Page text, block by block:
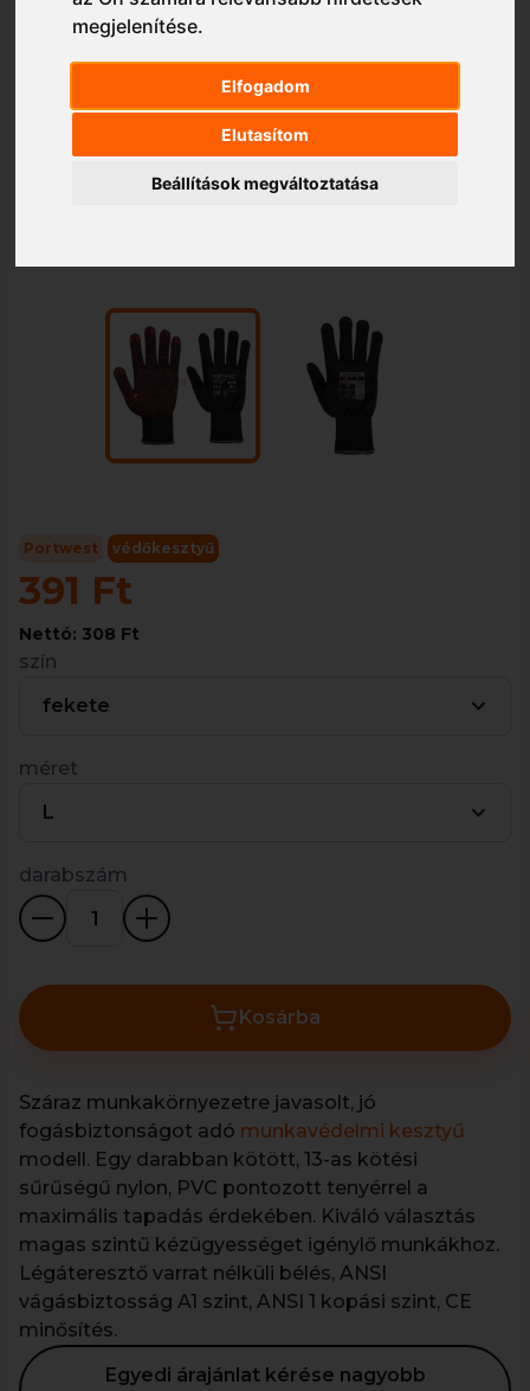
megjelenítése.
Elfogadom
Elutasítom
Beállítások megváltoztatása
Portwest védőkesztyű
391 Ft
Nettó: 308 Ft
szín
fekete
méret
L
darabszám
Kosárba
Száraz munkakörnyezetre javasolt, jó
fogásbiztonságot adó munkavédelmi kesztyű
modell. Egy darabban kötött, 13-as kötési
sűrűségű nylon, PVC pontozott tenyérrel a
maximális tapadás érdekében. Kiváló választás
magas szintű kézügyességet igénylő munkákhoz.
Légáteresztő varrat nélküli bélés, ANSI
vágásbiztosság A1 szint, ANSI 1 kopási szint, CE
minősítés.
Egyedi árajánlat kérése nagyobb